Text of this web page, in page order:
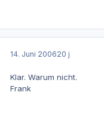
14. Juni 200620 j
Klar. Warum nicht.
Frank